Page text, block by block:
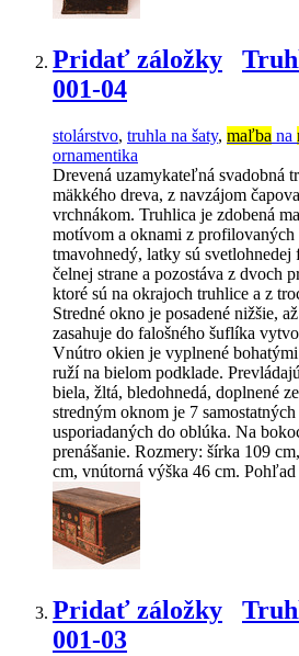
Pridať záložky
001-04
stolárstvo, truhla na šaty, maľba na
ornamentika
Drevená uzamykateľná svadobná
mäkkého dreva, z navzájom
vrchnákom. Truhlica je zdobená
motívom a oknami z
tmavohnedý, latky sú svetlohnedej
čelnej strane a pozostáva z dvoch
ktoré sú na okrajoch truhlice a z
Stredné okno je posadené nižšie,
zasahuje do falošného šuflíka
Vnútro okien je vyplnené
ruží na bielom podklade.
biela, žltá, bledohnedá, doplnené
stredným oknom je 7
usporiadaných do oblúka. Na
prenášanie. Rozmery: šírka 109
cm, vnútorná výška 46 cm. Pohľad
Pridať záložky
001-03